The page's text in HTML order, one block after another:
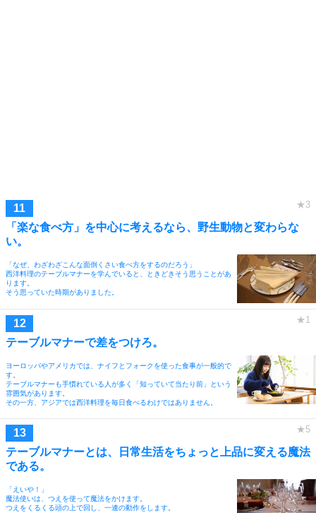
「楽な食べ方」を中心に考えるなら、野生動物と変わらな
い。
「なぜ、わざわざこんな面倒くさい食べ方をするのだろう」
西洋料理のテーブルマナーを学んでいると、ときどきそう思うことがあ
ります。
そう思っていた時期がありました。
テーブルマナーで差をつけろ。
ヨーロッパやアメリカでは、ナイフとフォークを使った食事が一般的で
す。
テーブルマナーも手慣れている人が多く「知っていて当たり前」という
雰囲気があります。
その一方、アジアでは西洋料理を毎日食べるわけではありません。
テーブルマナーとは、日常生活をちょっと上品に変える魔法
である。
「えいや！」
魔法使いは、つえを使って魔法をかけます。
つえをくるくる頭の上で回し、一連の動作をします。